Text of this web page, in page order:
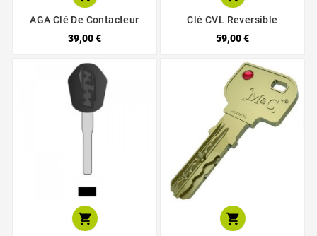
AGA Clé De Contacteur
39,00 €
Clé CVL Reversible
59,00 €
 